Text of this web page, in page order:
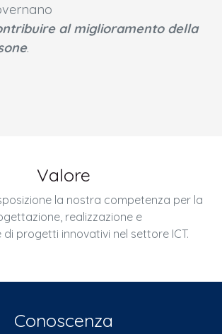
al miglioramento della
.​
Valore
la nostra competenza per la
realizzazione e
progetti innovativi nel settore ICT.
Conoscenza